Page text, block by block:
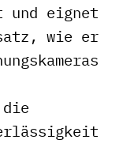
und eignet
wie er